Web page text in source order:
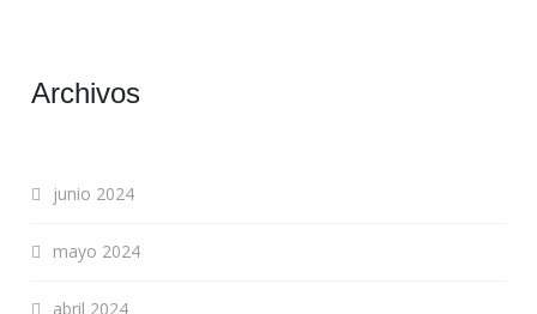
Archivos
junio 2024
mayo 2024
abril 2024